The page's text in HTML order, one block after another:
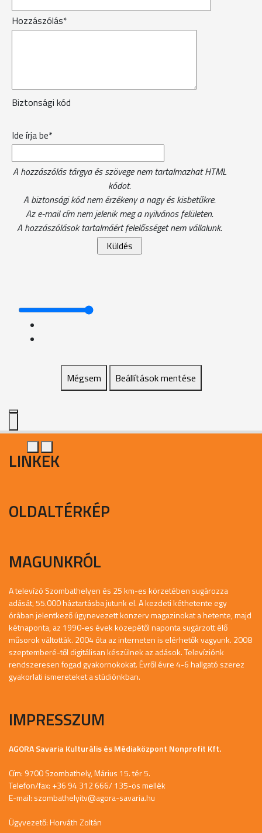
Hozzászólás*
Biztonsági kód
Ide írja be*
A hozzászólás tárgya és szövege nem tartalmazhat HTML
kódot.
A biztonsági kód nem érzékeny a nagy és kisbetűkre.
Az e-mail cím nem jelenik meg a nyilvános felületen.
A hozzászólások tartalmáért felelősséget nem vállalunk.
Mégsem Beállítások mentése
LINKEK
OLDALTÉRKÉP
MAGUNKRÓL
A televízó Szombathelyen és 25 km-es körzetében sugározza
adását, 55.000 háztartásba jutunk el. A kezdeti kéthetente egy
órában jelentkező úgynevezett konzerv magazinokat a hetente, majd
kétnaponta, az 1990-es évek közepétől naponta sugárzott élő
műsorok váltották. 2004 óta az interneten is elérhetők vagyunk. 2008
szeptemberé-től digitálisan készülnek az adások. Televíziónk
rendszeresen fogad gyakornokokat. Évről évre 4-6 hallgató szerez
gyakorlati ismereteket a stúdiónkban.
IMPRESSZUM
AGORA Savaria Kulturális és Médiaközpont Nonprofit Kft.
Cím: 9700 Szombathely, Márius 15. tér 5.
Telefon/fax: +36 94 312 666/ 135-ös mellék
E-mail: szombathelyitv@agora-savaria.hu
Ügyvezető: Horváth Zoltán